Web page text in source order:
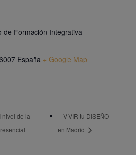
de Formación Integrativa
España + Google Map
nivel de la
VIVIR tu DISEÑO
en Madrid